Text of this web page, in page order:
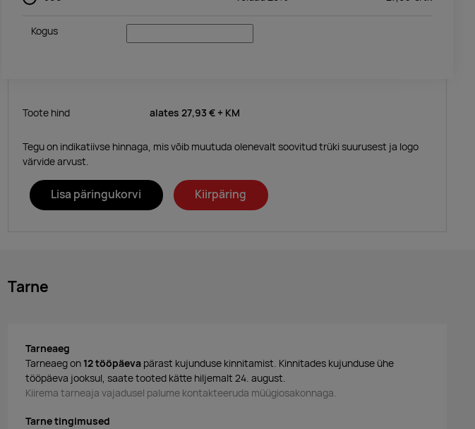
Kogus
Toote hind alates 27,93 € + KM
Tegu on indikatiivse hinnaga, mis võib muutuda olenevalt soovitud trüki suurusest ja logo
värvide arvust.
Lisa päringukorvi Kiirpäring
Tarne
Tarneaeg
Tarneaeg on 12 tööpäeva pärast kujunduse kinnitamist. Kinnitades kujunduse ühe
tööpäeva jooksul, saate tooted kätte hiljemalt 24. august.
Kiirema tarneaja vajadusel palume kontakteeruda müügiosakonnaga.
Tarne tingimused